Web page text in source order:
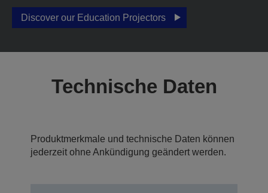
Discover our Education Projectors
Technische Daten
Produktmerkmale und technische Daten können
jederzeit ohne Ankündigung geändert werden.